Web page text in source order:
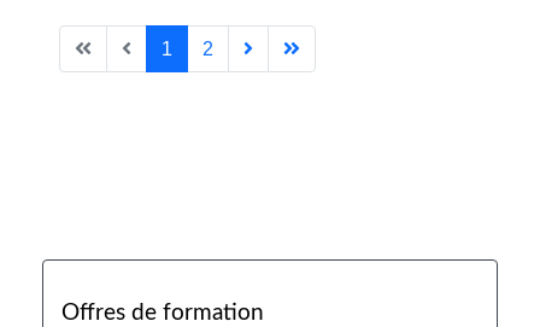
1 2
Offres de formation